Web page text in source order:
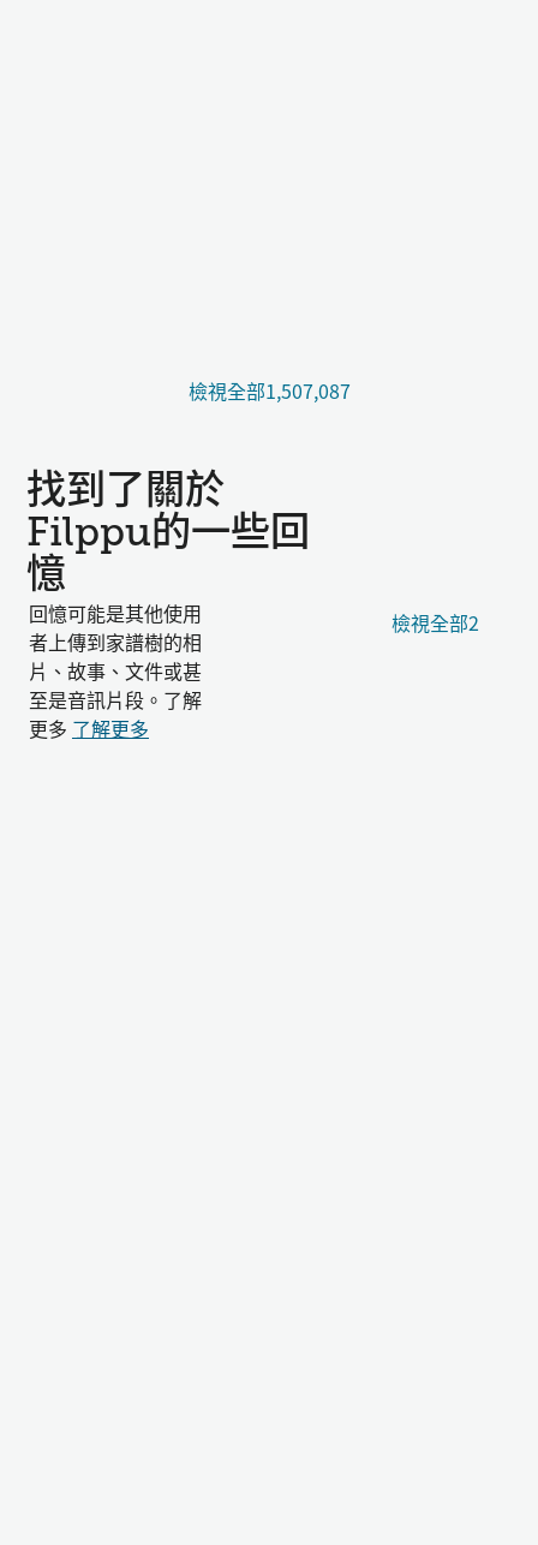
檢視全部1,507,087
找到了關於
Filppu的一些回
憶
回憶可能是其他使用
者上傳到家譜樹的相
片、故事、文件或甚
至是音訊片段。了解
更多 了解更多
檢視全部2